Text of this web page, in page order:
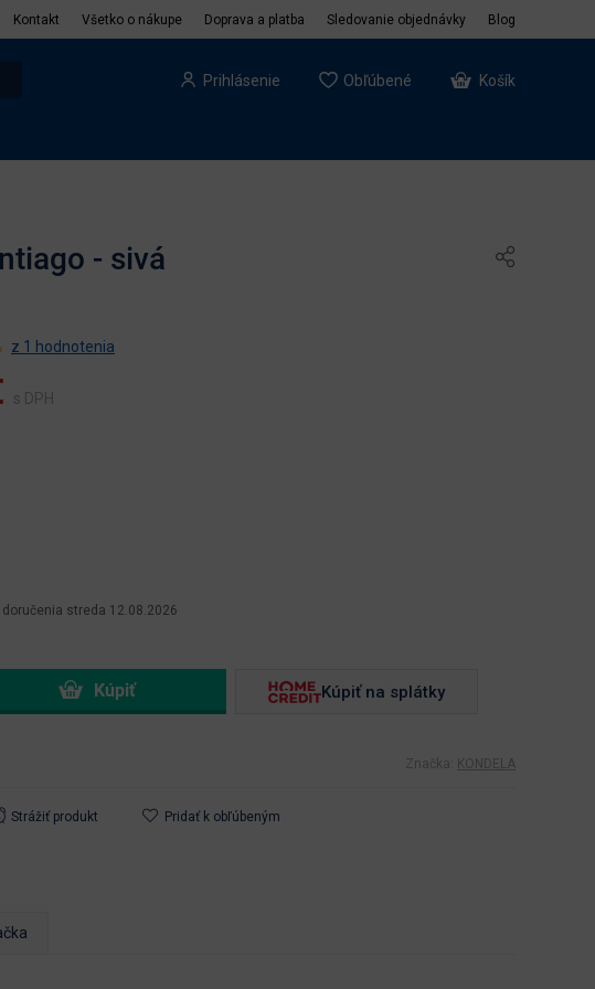
Kontakt Všetko o nákupe Doprava a platba Sledovanie objednávky Blog
Prihlásenie Obľúbené Košík
- sivá
z 1 hodnotenia
s DPH
streda 12.08.2026
Kúpiť na splátky
Značka: KONDELA
Strážiť produkt Pridať k obľúbeným